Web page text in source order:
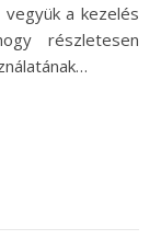
a kezelés
részletesen